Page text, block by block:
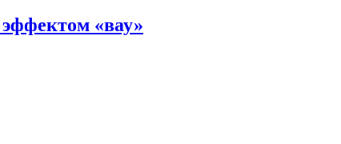
«вау»